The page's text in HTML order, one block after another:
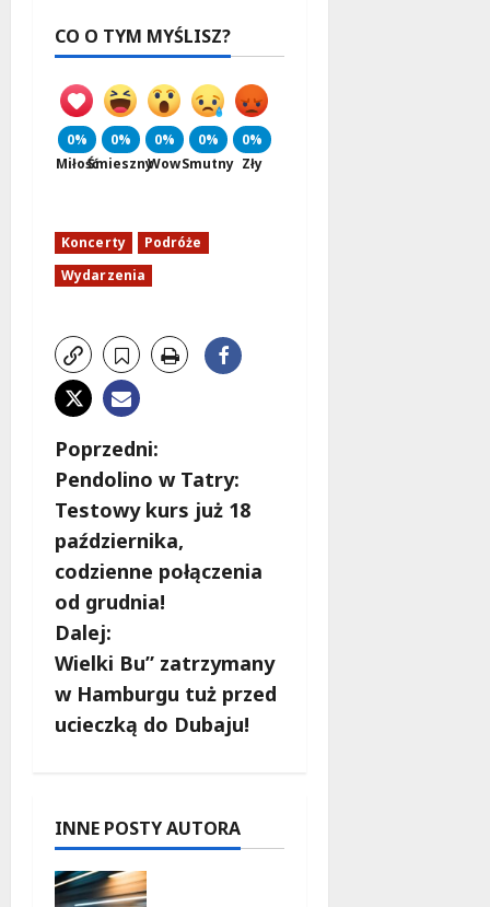
CO O TYM MYŚLISZ?
0%
Miłość
0%
Śmieszny
0%
Wow
0%
Smutny
0%
Zły
Koncerty
Podróże
Wydarzenia
Z
o
b
a
c
z
w
i
s
Poprzedni:
Pendolino w Tatry:
Testowy kurs już 18
października,
codzienne połączenia
od grudnia!
Dalej:
Wielki Bu” zatrzymany
w Hamburgu tuż przed
ucieczką do Dubaju!
INNE POSTY AUTORA